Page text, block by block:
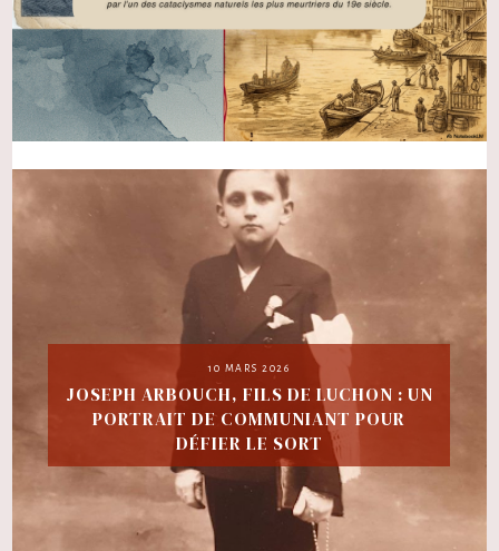
10 MARS 2026
JOSEPH ARBOUCH, FILS DE LUCHON : UN
PORTRAIT DE COMMUNIANT POUR
DÉFIER LE SORT